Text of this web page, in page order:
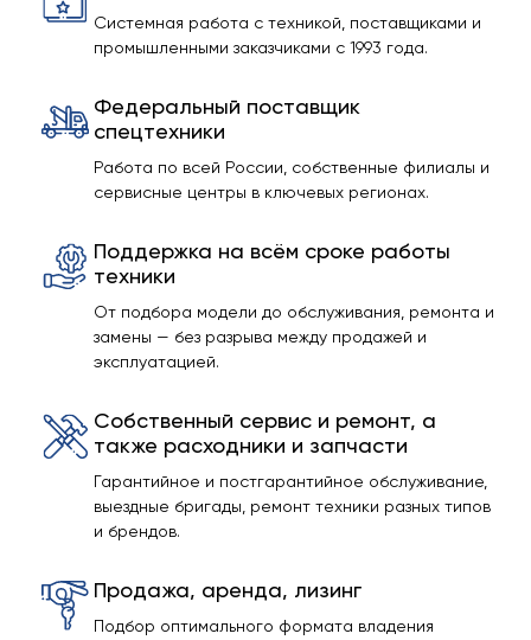
Системная работа с техникой, поставщиками и
промышленными заказчиками с 1993 года.
Федеральный поставщик
спецтехники
Работа по всей России, собственные филиалы и
сервисные центры в ключевых регионах.
Поддержка на всём сроке работы
техники
От подбора модели до обслуживания, ремонта и
замены — без разрыва между продажей и
эксплуатацией.
Собственный сервис и ремонт, а
также расходники и запчасти
Гарантийное и постгарантийное обслуживание,
выездные бригады, ремонт техники разных типов
и брендов.
Продажа, аренда, лизинг
Подбор оптимального формата владения